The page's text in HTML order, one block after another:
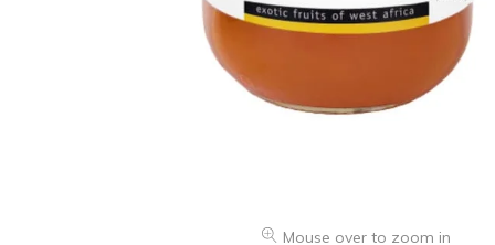
Mouse over to zoom in